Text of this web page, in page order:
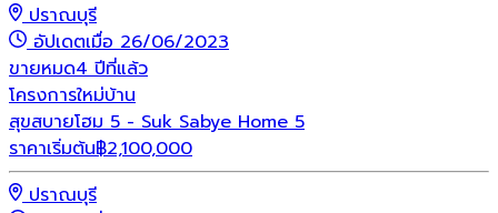
ปราณบุรี
อัปเดตเมื่อ 26/06/2023
ขายหมด4 ปีที่แล้ว
โครงการใหม่บ้าน
สุขสบายโฮม 5 - Suk Sabye Home 5
ราคาเริ่มต้น฿2,100,000
ปราณบุรี